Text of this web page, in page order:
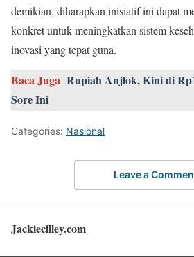
demikian, diharapkan inisiatif ini dapat
konkret untuk meningkatkan sistem
inovasi yang tepat guna.
Baca Juga Rupiah Anjlok, Kini di
Sore Ini
Categories: Nasional
Leave a
Jackiecilley.com